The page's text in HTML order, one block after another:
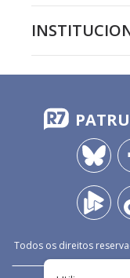
Todos os direitos